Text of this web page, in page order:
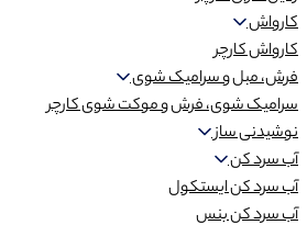
کارواش
کارواش کارچر
فرش، مبل و سرامیک شوی
سرامیک شوی، فرش و موکت شوی کارچر
نوشیدنی ساز
آب سرد کن
آب سرد کن ایستکول
آب سرد کن بنس